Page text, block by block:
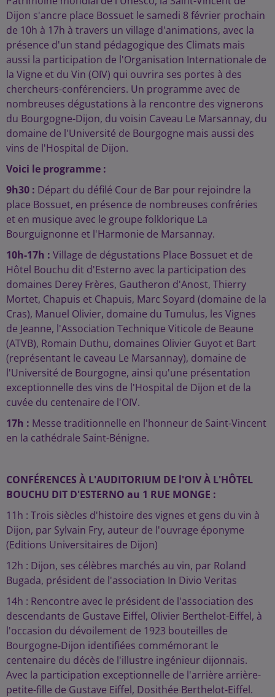
Dijon s'ancre place Bossuet le samedi 8 février prochain
de 10h à 17h à travers un village d'animations, avec la
présence d'un stand pédagogique des Climats mais
aussi la participation de l'Organisation Internationale de
la Vigne et du Vin (OIV) qui ouvrira ses portes à des
chercheurs-conférenciers. Un programme avec de
nombreuses dégustations à la rencontre des vignerons
du Bourgogne-Dijon, du voisin Caveau Le Marsannay, du
domaine de l'Université de Bourgogne mais aussi des
vins de l'Hospital de Dijon.
Voici le programme :
9h30 : Départ du défilé Cour de Bar pour rejoindre la
place Bossuet, en présence de nombreuses confréries
et en musique avec le groupe folklorique La
Bourguignonne et l'Harmonie de Marsannay.
10h-17h : Village de dégustations Place Bossuet et de
Hôtel Bouchu dit d'Esterno avec la participation des
domaines Derey Frères, Gautheron d'Anost, Thierry
Mortet, Chapuis et Chapuis, Marc Soyard (domaine de la
Cras), Manuel Olivier, domaine du Tumulus, les Vignes
de Jeanne, l'Association Technique Viticole de Beaune
(ATVB), Romain Duthu, domaines Olivier Guyot et Bart
(représentant le caveau Le Marsannay), domaine de
l'Université de Bourgogne, ainsi qu'une présentation
exceptionnelle des vins de l'Hospital de Dijon et de la
cuvée du centenaire de l'OIV.
17h : Messe traditionnelle en l'honneur de Saint-Vincent
en la cathédrale Saint-Bénigne.
CONFÉRENCES À L'AUDITORIUM DE l'OIV À L'HÔTEL
BOUCHU DIT D'ESTERNO au 1 RUE MONGE :
11h : Trois siècles d'histoire des vignes et gens du vin à
Dijon, par Sylvain Fry, auteur de l'ouvrage éponyme
(Editions Universitaires de Dijon)
12h : Dijon, ses célèbres marchés au vin, par Roland
Bugada, président de l'association In Divio Veritas
14h : Rencontre avec le président de l'association des
descendants de Gustave Eiffel, Olivier Berthelot-Eiffel, à
l'occasion du dévoilement de 1923 bouteilles de
Bourgogne-Dijon identifiées commémorant le
centenaire du décès de l'illustre ingénieur dijonnais.
Avec la participation exceptionnelle de l'arrière arrière-
petite-fille de Gustave Eiffel, Dosithée Berthelot-Eiffel.